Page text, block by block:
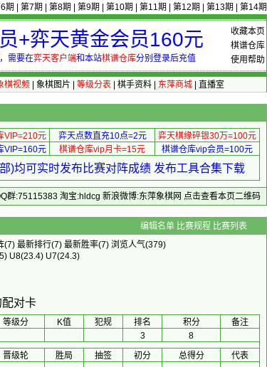
期 第7期 第8期 第9期 第10期 第11期 第12期 第13期 第14期
收藏本页
棋谱仓库
使用帮助
+弈天黄金会员160元
需要在弈天客户端和本站棋谱仓库分别登录后充值
棋视频 象棋图片 等级分表| 棋手资料| 东萍商城| 直播室
VIP=210元 弈天点数直充10点=2元
弈天棋缘碎银30万=100元
VIP=160元 棋谱仓库vip月卡=15元 棋谱仓库vip会员=100元
)均可实时发布比赛对阵成绩 发布工具合集下载
群:75115383 淘宝:hldcg 新浪微博:东萍象棋网 点击查看本页二维码
少年象棋锦标赛U6 编辑名单 比赛规程 比赛列表
(7) 最新排行(7) 最新胜率(7) 浏览人气(379)
U8(23.4) U7(24.3)
对卡
等级分 K值 犯规 排名 积分
备注
3
8
晋级轮 胜局 抽签 初分 总得分 代表